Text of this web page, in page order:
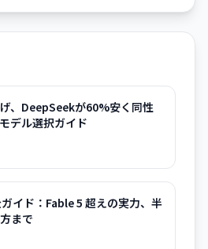
、DeepSeekが60%安く同性
デル選択ガイド
イド：Fable 5 超えの実力、半
まで